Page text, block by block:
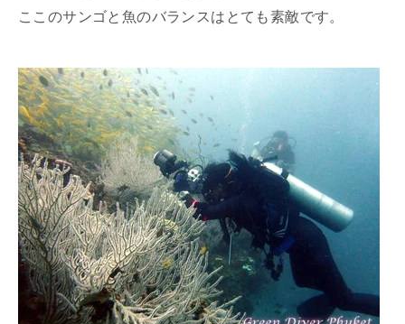
ここのサンゴと魚のバランスはとても素敵です。